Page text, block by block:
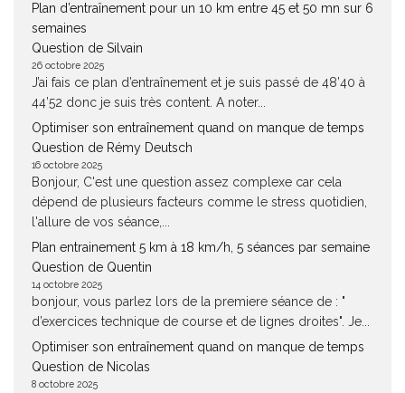
Plan d’entraînement pour un 10 km entre 45 et 50 mn sur 6
semaines
Question de Silvain
26 octobre 2025
J’ai fais ce plan d’entraînement et je suis passé de 48’40 à
44’52 donc je suis très content. A noter...
Optimiser son entraînement quand on manque de temps
Question de Rémy Deutsch
16 octobre 2025
Bonjour, C'est une question assez complexe car cela
dépend de plusieurs facteurs comme le stress quotidien,
l'allure de vos séance,...
Plan entrainement 5 km à 18 km/h, 5 séances par semaine
Question de Quentin
14 octobre 2025
bonjour, vous parlez lors de la premiere séance de : "
d’exercices technique de course et de lignes droites". Je...
Optimiser son entraînement quand on manque de temps
Question de Nicolas
8 octobre 2025